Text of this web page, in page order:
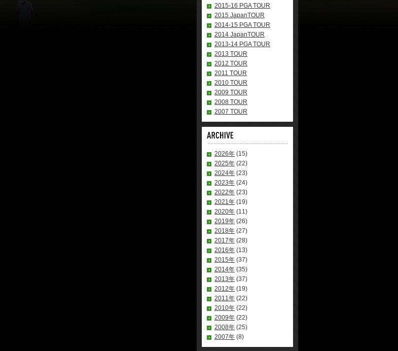
2015-16 PGA TOUR
2015 JapanTOUR
2014-15 PGA TOUR
2014 JapanTOUR
2013-14 PGA TOUR
2013 TOUR
2012 TOUR
2011 TOUR
2010 TOUR
2009 TOUR
2008 TOUR
2007 TOUR
2026年 (15)
2025年 (22)
2024年 (23)
2023年 (24)
2022年 (23)
2021年 (19)
2020年 (11)
2019年 (26)
2018年 (27)
2017年 (28)
2016年 (13)
2015年 (37)
2014年 (35)
2013年 (37)
2012年 (19)
2011年 (22)
2010年 (22)
2009年 (22)
2008年 (25)
2007年 (8)